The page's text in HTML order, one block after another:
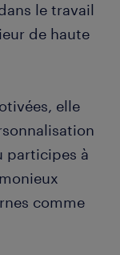
le travail
de haute
elle
participes à
comme